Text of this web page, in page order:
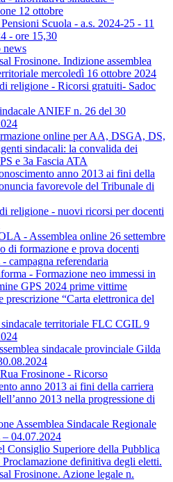
12 ottobre
Scuola - a.s. 2024-25 - 11
- ore 15,30
news
Frosinone. Indizione assemblea
mercoledì 16 ottobre 2024
religione - Ricorsi gratuiti- Sadoc
ANIEF n. 26 del 30
online per AA, DSGA, DS,
sindacali: la convalida dei
e 3a Fascia ATA
anno 2013 ai fini della
favorevole del Tribunale di
religione - nuovi ricorsi per docenti
- Assemblea online 26 settembre
di formazione e prova docenti
campagna referendaria
- Formazione neo immessi in
GPS 2024 prime vittime
prescrizione “Carta elettronica del
sindacale territoriale FLC CGIL 9
sindacale provinciale Gilda
Frosinone - Ricorso
anno 2013 ai fini della carriera
2013 nella progressione di
Assemblea Sindacale Regionale
04.07.2024
Consiglio Superiore della Pubblica
definitiva degli eletti.
Frosinone. Azione legale n.